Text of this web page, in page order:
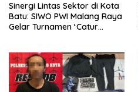
Sinergi Lintas Sektor di Kota
Batu: SIWO PWI Malang Raya
Gelar Turnamen ‘Catur